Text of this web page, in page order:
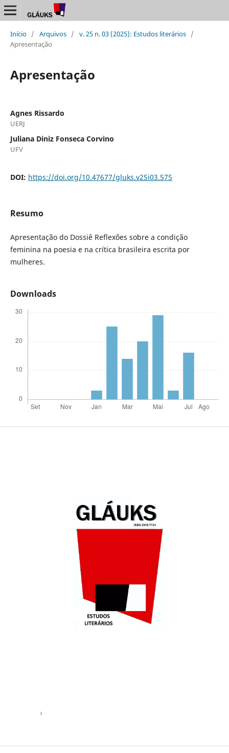
Início / Arquivos / v. 25 n. 03 (2025): Estudos literários /
Apresentação
Apresentação
Agnes Rissardo
UERJ
Juliana Diniz Fonseca Corvino
UFV
DOI: https://doi.org/10.47677/gluks.v25i03.575
Resumo
Apresentação do Dossiê Reflexões sobre a condição
feminina na poesia e na crítica brasileira escrita por
mulheres.
Downloads